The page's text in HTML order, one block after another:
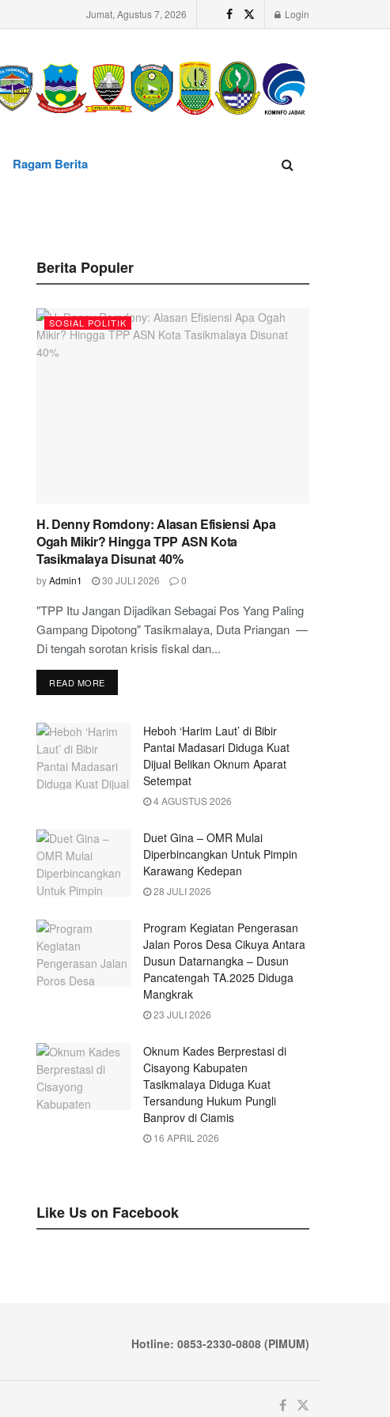
Jumat, Agustus 7, 2026 Login
Ragam Berita
Berita Populer
SOSIAL POLITIK
H. Denny Romdony: Alasan Efisiensi Apa
Ogah Mikir? Hingga TPP ASN Kota
Tasikmalaya Disunat 40%
byAdmin1 30 JULI 2026 0
"TPP Itu Jangan Dijadikan Sebagai Pos Yang Paling
Gampang Dipotong" Tasikmalaya, Duta Priangan —
Di tengah sorotan krisis fiskal dan...
READ MORE
Heboh ‘Harim Laut’ di Bibir
Pantai Madasari Diduga Kuat
Dijual Belikan Oknum Aparat
Setempat
4 AGUSTUS 2026
Duet Gina – OMR Mulai
Diperbincangkan Untuk Pimpin
Karawang Kedepan
28 JULI 2026
Program Kegiatan Pengerasan
Jalan Poros Desa Cikuya Antara
Dusun Datarnangka – Dusun
Pancatengah TA.2025 Diduga
Mangkrak
23 JULI 2026
Oknum Kades Berprestasi di
Cisayong Kabupaten
Tasikmalaya Diduga Kuat
Tersandung Hukum Pungli
Banprov di Ciamis
16 APRIL 2026
Like Us on Facebook
Hotline: 0853-2330-0808 (PIMUM)